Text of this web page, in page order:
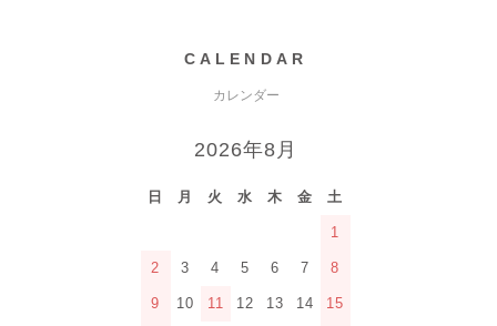
CALENDAR
カレンダー
2026年8月
日 月 火 水 木 金 土
1
2 3 4 5 6 7 8
9 10 11 12 13 14 15